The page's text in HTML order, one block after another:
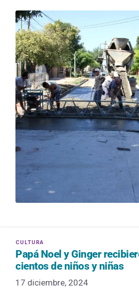
Papá Noel y Ginger
cientos de niños y niñas
17 diciembre, 2024